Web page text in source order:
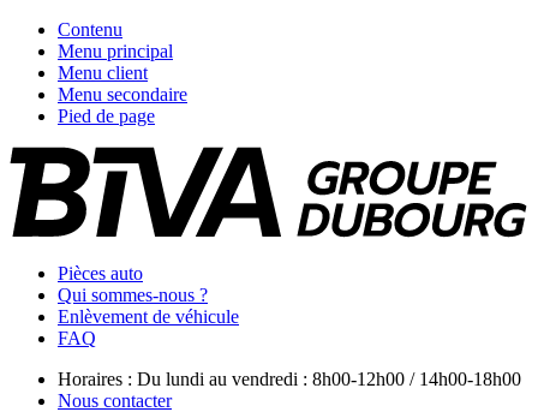
Contenu
Menu principal
Menu client
Menu secondaire
Pied de page
Pièces auto
Qui sommes-nous ?
Enlèvement de véhicule
FAQ
Horaires : Du lundi au vendredi : 8h00-12h00 / 14h00-18h00
Nous contacter